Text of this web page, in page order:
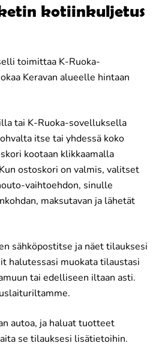
kotiinkuljetus
toimittaa K-Ruoka-
Keravan alueelle hintaan
tai K-Ruoka-sovelluksella
itse tai yhdessä koko
kootaan klikkaamalla
ostoskori on valmis, valitset
vaihtoehdon, sinulle
maksutavan ja lähetät
sähköpostitse ja näet tilauksesi
halutessasi muokata tilaustasi
tai edelliseen iltaan asti.
autoa, ja haluat tuotteet
se tilauksesi lisätietoihin.